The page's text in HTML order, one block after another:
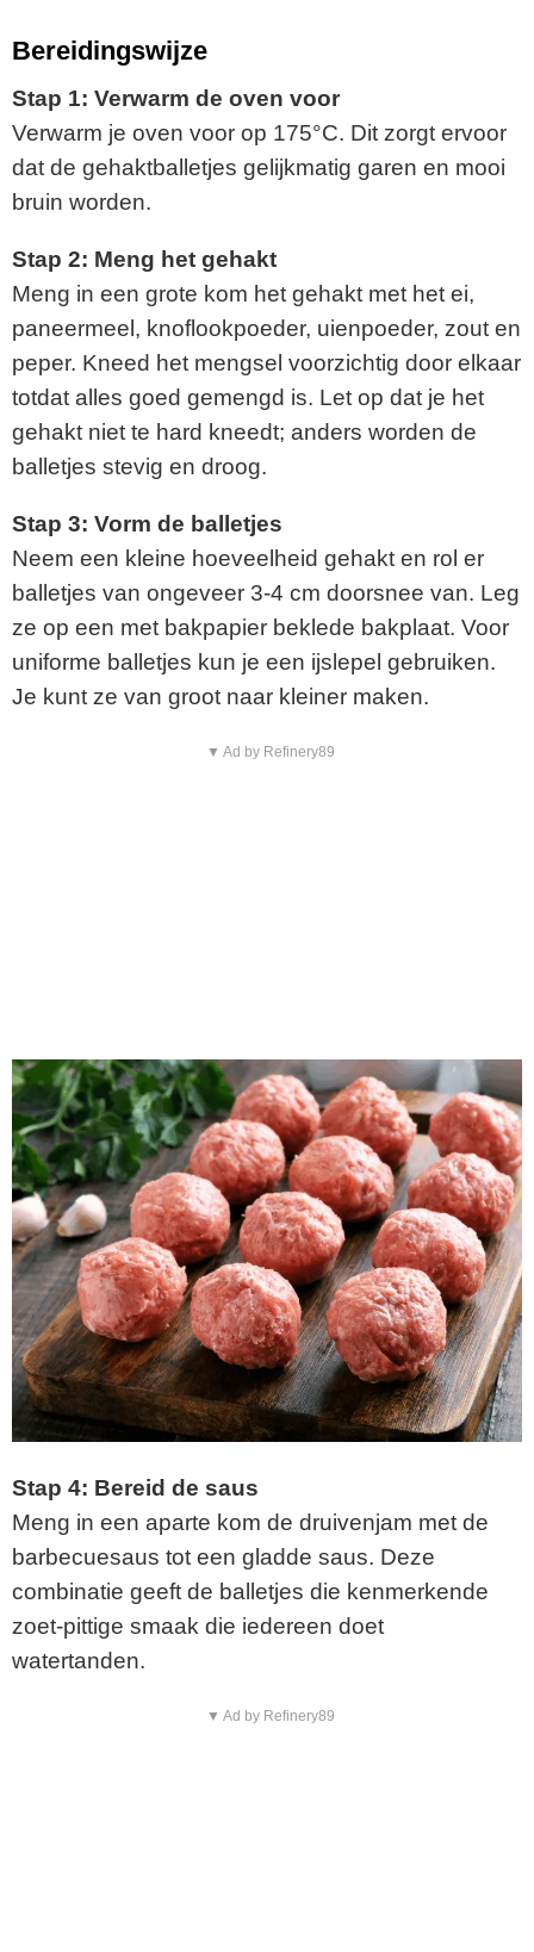
Bereidingswijze
Stap 1: Verwarm de oven voor
Verwarm je oven voor op 175°C. Dit zorgt ervoor
dat de gehaktballetjes gelijkmatig garen en mooi
bruin worden.
Stap 2: Meng het gehakt
Meng in een grote kom het gehakt met het ei,
paneermeel, knoflookpoeder, uienpoeder, zout en
peper. Kneed het mengsel voorzichtig door elkaar
totdat alles goed gemengd is. Let op dat je het
gehakt niet te hard kneedt; anders worden de
balletjes stevig en droog.
Stap 3: Vorm de balletjes
Neem een kleine hoeveelheid gehakt en rol er
balletjes van ongeveer 3-4 cm doorsnee van. Leg
ze op een met bakpapier beklede bakplaat. Voor
uniforme balletjes kun je een ijslepel gebruiken.
Je kunt ze van groot naar kleiner maken.
▼ Ad by Refinery89
Stap 4: Bereid de saus
Meng in een aparte kom de druivenjam met de
barbecuesaus tot een gladde saus. Deze
combinatie geeft de balletjes die kenmerkende
zoet-pittige smaak die iedereen doet
watertanden.
▼ Ad by Refinery89